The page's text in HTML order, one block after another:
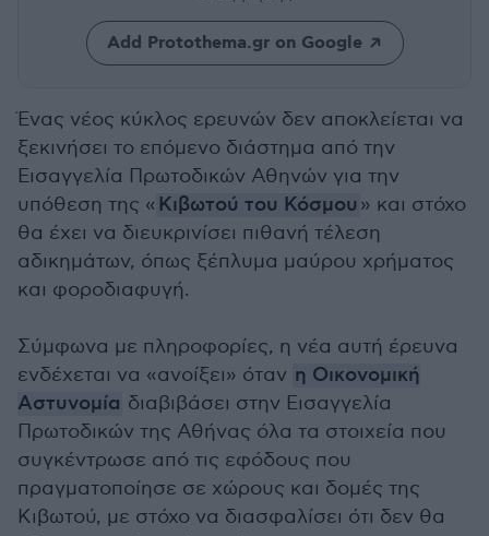
Add Protothema.gr on Google
Ένας νέος κύκλος ερευνών δεν αποκλείεται να
ξεκινήσει το επόμενο διάστημα από την
Εισαγγελία Πρωτοδικών Αθηνών για την
υπόθεση της « Κιβωτού του Κόσμου » και στόχο
θα έχει να διευκρινίσει πιθανή τέλεση
αδικημάτων, όπως ξέπλυμα μαύρου χρήματος
και φοροδιαφυγή.
Σύμφωνα με πληροφορίες, η νέα αυτή έρευνα
ενδέχεται να «ανοίξει» όταν η Οικονομική
Αστυνομία διαβιβάσει στην Εισαγγελία
Πρωτοδικών της Αθήνας όλα τα στοιχεία που
συγκέντρωσε από τις εφόδους που
πραγματοποίησε σε χώρους και δομές της
Κιβωτού, με στόχο να διασφαλίσει ότι δεν θα